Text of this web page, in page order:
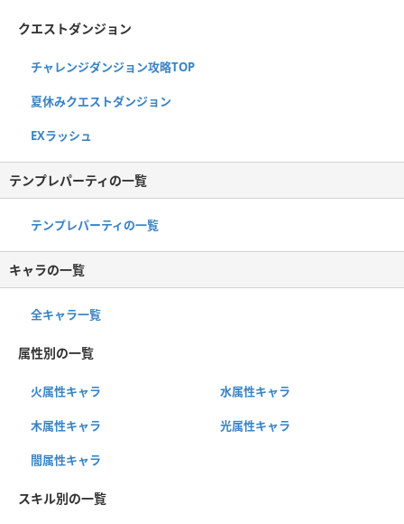
クエストダンジョン
チャレンジダンジョン攻略TOP
夏休みクエストダンジョン
EXラッシュ
テンプレパーティの一覧
テンプレパーティの一覧
キャラの一覧
全キャラ一覧
属性別の一覧
火属性キャラ 水属性キャラ
木属性キャラ 光属性キャラ
闇属性キャラ
スキル別の一覧